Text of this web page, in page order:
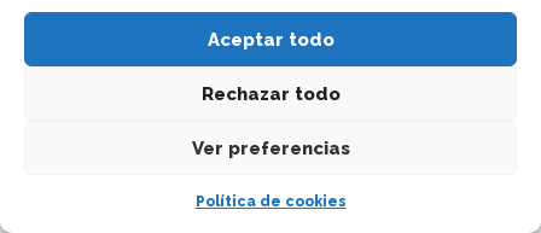
Aceptar todo
Rechazar todo
Ver preferencias
Política de cookies
Aviso Legal | Política de Privacidad | Política de Cookies